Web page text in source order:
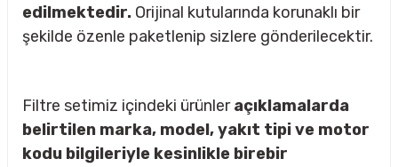
edilmektedir. Orijinal kutularında korunaklı bir
şekilde özenle paketlenip sizlere gönderilecektir.
Filtre setimiz içindeki ürünleraçıklamalarda
belirtilen marka, model, yakıt tipi ve motor
kodu bilgileriyle kesinlikle birebir